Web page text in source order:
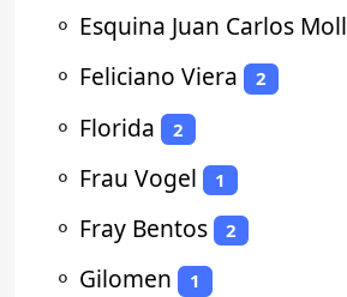
⚬ Esquina Juan Carlos Moll
⚬ Feliciano Viera 2
⚬ Florida 2
⚬ Frau Vogel 1
⚬ Fray Bentos 2
⚬ Gilomen 1